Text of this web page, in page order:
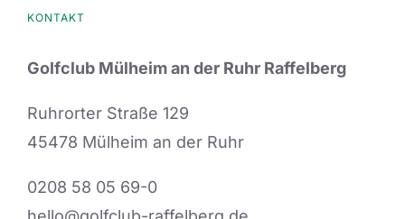
können
auf
der
KONTAKT
Golfclub Mülheim an der Ruhr Raffelberg
Ruhrorter Straße 129
45478 Mülheim an der Ruhr
0208 58 05 69-0